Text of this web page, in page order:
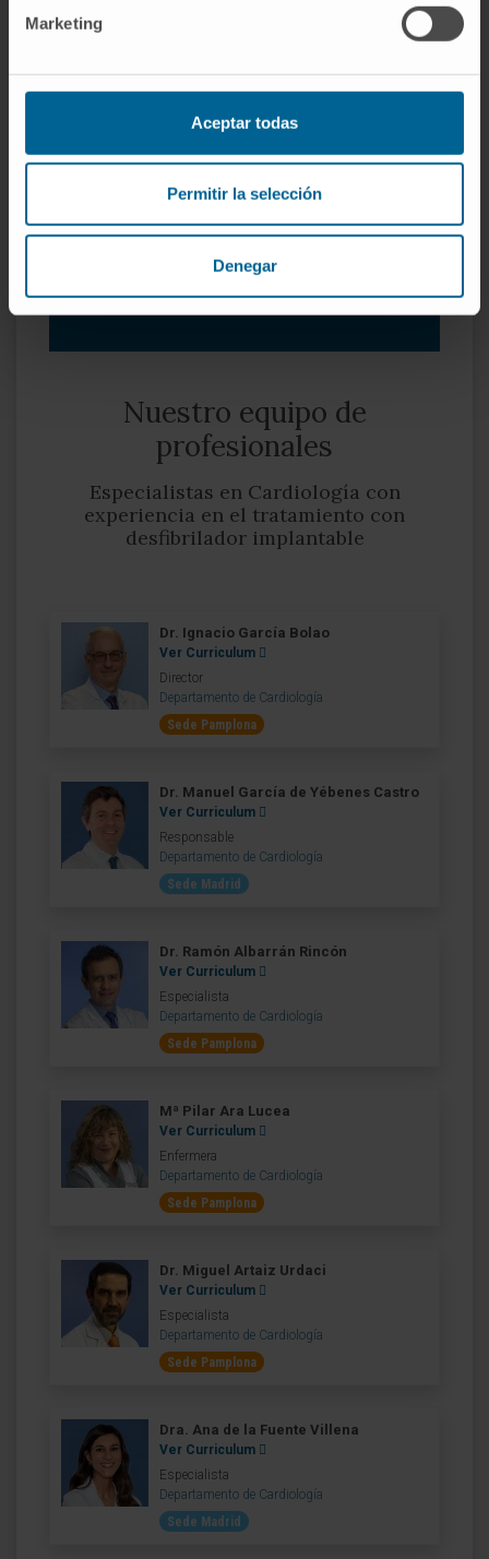
Marketing
Aceptar todas
Permitir la selección
Denegar
Unidad de Arritmias especializada de referencia a
Intervencionista dotada de la mejor tecnología.
Unidad de Imagen Cardíaca para lograr la mayor
precisión diagnóstica.
Nuestro Departamento de Cardiología
Nuestro equipo de
profesionales
Especialistas en Cardiología con
experiencia en el tratamiento con
desfibrilador implantable
Dr. Ignacio García Bolao
Ver Curriculum
Director
Departamento de Cardiología
Sede Pamplona
Dr. Manuel García de Yébenes Castro
Ver Curriculum
Responsable
Departamento de Cardiología
Sede Madrid
Dr. Ramón Albarrán Rincón
Ver Curriculum
Especialista
Departamento de Cardiología
Sede Pamplona
Mª Pilar Ara Lucea
Ver Curriculum
Enfermera
Departamento de Cardiología
Sede Pamplona
Dr. Miguel Artaiz Urdaci
Ver Curriculum
Especialista
Departamento de Cardiología
Sede Pamplona
Dra. Ana de la Fuente Villena
Ver Curriculum
Especialista
Departamento de Cardiología
Sede Madrid